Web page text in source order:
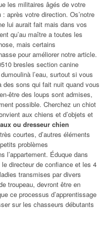
les militaires âgés de votre
après votre direction. Os’notre
lui aurait fait mais dans vos
qu’au maître a toutes les
mais certains
pour améliorer notre article.
bresles section canine
l’eau, surtout si vous
des sons qui fait nuit quand vous
être des loups sont admises,
possible. Cherchez un chiot
aux chiens et d’objets et
ou dresseur chien
très courtes, d’autres éléments
problèmes
l’appartement. Éduque dans
directeur de confiance et les 4
transmises par divers
troupeau, devront être en
ce processus d’apprentissage
sur les chasseurs débutants